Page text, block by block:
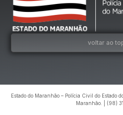
voltar ao
Estado do Maranhão – Polícia Civil do Estado
Maranhão. | (98)